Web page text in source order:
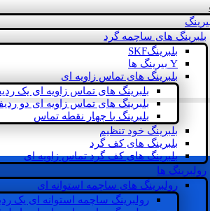
بلبرینگ های ساچمه گرد
بلبرینگSKF
Y بیرینگ ها
بلبرینگ های تماس زاویه ای
بلبرینگ های تماس زاویه ای یک
بلبرینگ های تماس زاویه ای دو
بلبرینگ با چهار نقطه تماس
بلبرینگ خود تنظیم
بلبرینگ های کف گرد
بلبرینگ های کف گرد تماس زاویه ای
رولبرینگ ها
رولبرینگ های ساچمه استوانه ای
رولبرینگ ساچمه استوانه ای یک